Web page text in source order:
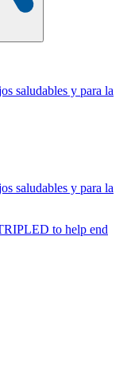
saludables y para la
saludables y para la
to help end